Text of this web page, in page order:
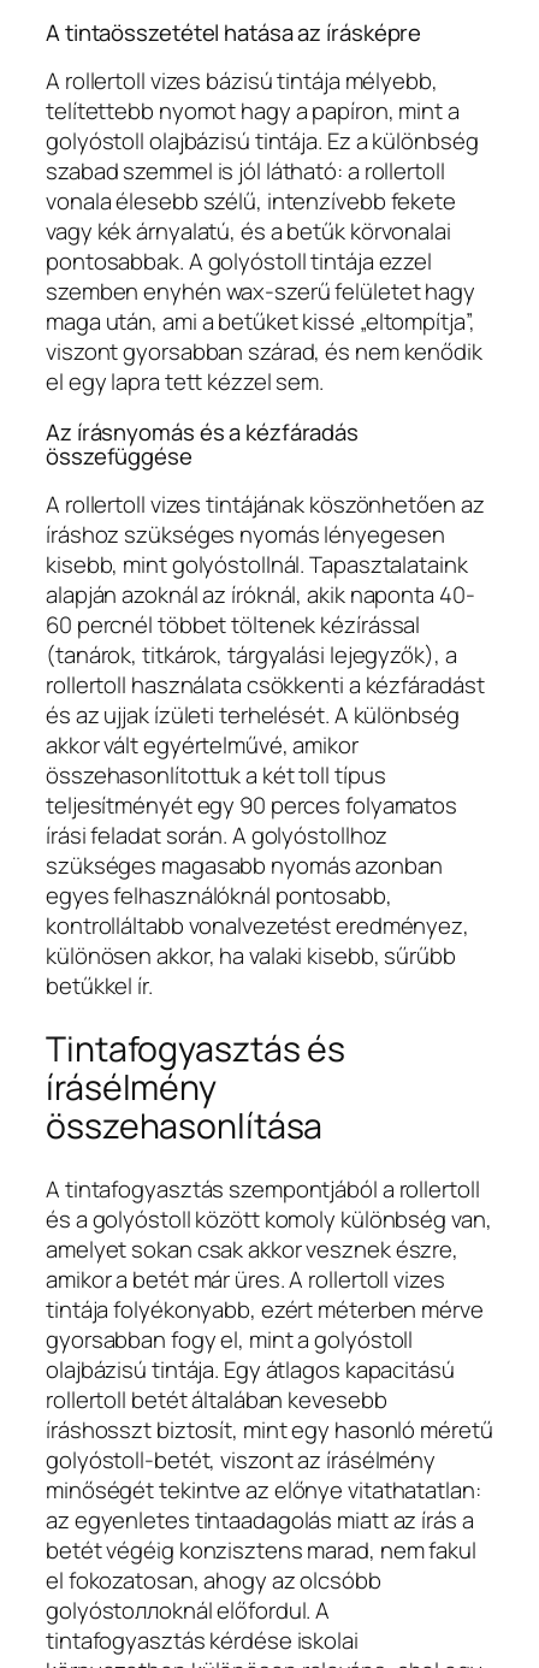
A tintaösszetétel hatása az írásképre
A rollertoll vizes bázisú tintája mélyebb,
telítettebb nyomot hagy a papíron, mint a
golyóstoll olajbázisú tintája. Ez a különbség
szabad szemmel is jól látható: a rollertoll
vonala élesebb szélű, intenzívebb fekete
vagy kék árnyalatú, és a betűk körvonalai
pontosabbak. A golyóstoll tintája ezzel
szemben enyhén wax-szerű felületet hagy
maga után, ami a betűket kissé „eltompítja”,
viszont gyorsabban szárad, és nem kenődik
el egy lapra tett kézzel sem.
Az írásnyomás és a kézfáradás
összefüggése
A rollertoll vizes tintájának köszönhetően az
íráshoz szükséges nyomás lényegesen
kisebb, mint golyóstollnál. Tapasztalataink
alapján azoknál az íróknál, akik naponta 40-
60 percnél többet töltenek kézírással
(tanárok, titkárok, tárgyalási lejegyzők), a
rollertoll használata csökkenti a kézfáradást
és az ujjak ízületi terhelését. A különbség
akkor vált egyértelművé, amikor
összehasonlítottuk a két toll típus
teljesítményét egy 90 perces folyamatos
írási feladat során. A golyóstollhoz
szükséges magasabb nyomás azonban
egyes felhasználóknál pontosabb,
kontrolláltabb vonalvezetést eredményez,
különösen akkor, ha valaki kisebb, sűrűbb
betűkkel ír.
Tintafogyasztás és
írásélmény
összehasonlítása
A tintafogyasztás szempontjából a rollertoll
és a golyóstoll között komoly különbség van,
amelyet sokan csak akkor vesznek észre,
amikor a betét már üres. A rollertoll vizes
tintája folyékonyabb, ezért méterben mérve
gyorsabban fogy el, mint a golyóstoll
olajbázisú tintája. Egy átlagos kapacitású
rollertoll betét általában kevesebb
íráshosszt biztosít, mint egy hasonló méretű
golyóstoll-betét, viszont az írásélmény
minőségét tekintve az előnye vitathatatlan:
az egyenletes tintaadagolás miatt az írás a
betét végéig konzisztens marad, nem fakul
el fokozatosan, ahogy az olcsóbb
golyóstoллоknál előfordul. A
tintafogyasztás kérdése iskolai